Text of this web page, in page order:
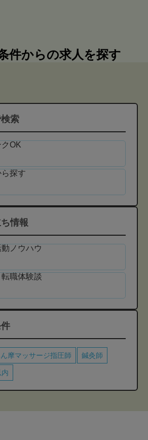
件からの求人を探す
索
OK
探す
情報
ノウハウ
職体験談
摩マッサージ指圧師 鍼灸師